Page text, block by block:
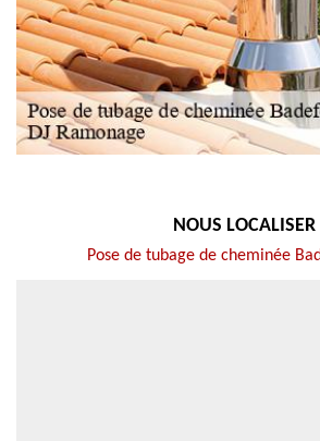
NOUS LOCALISER
Pose de tubage de cheminée